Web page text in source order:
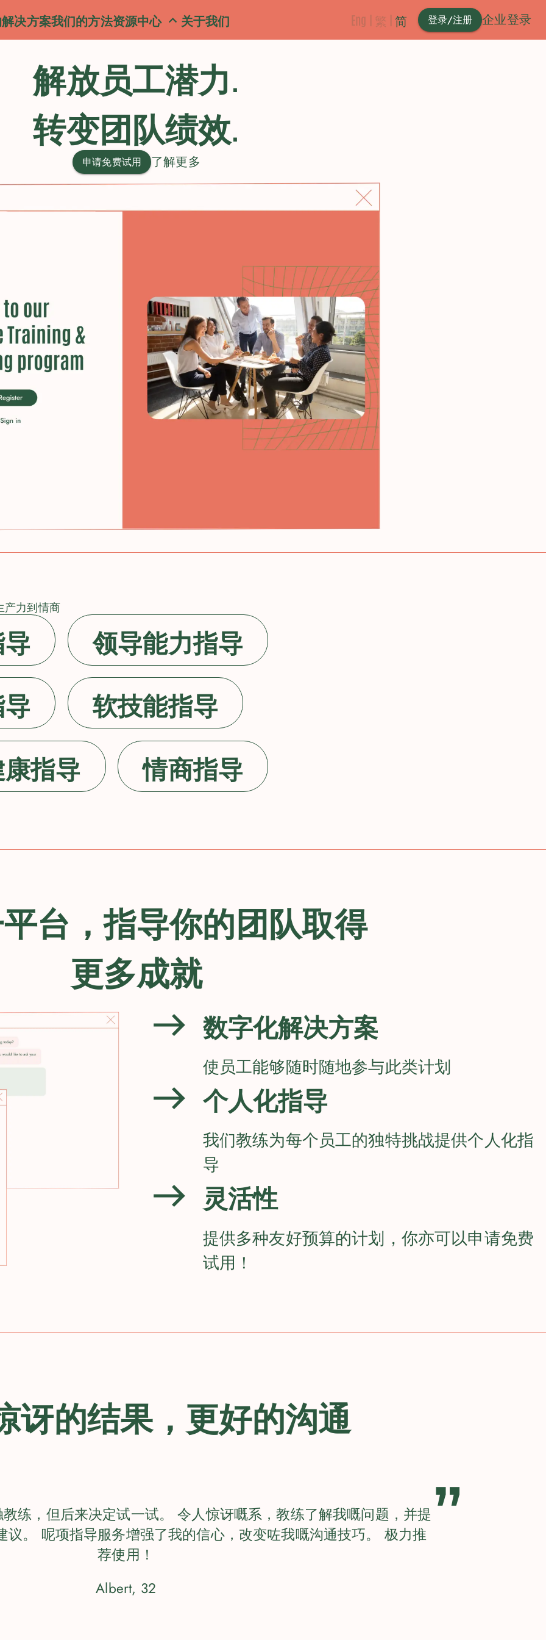
决方案我们的方法资源中心 关于我们 Eng | 繁 |简 登录/注册 企业登录
解放员工潜力.
转变团队绩效.
申请免费试用 了解更多
产力到情商
领导能力指导
软技能指导
指导
情商指导
台，指导你的团队取得
更多成就
数字化解决方案
使员工能够随时随地参与此类计划
个人化指导
我们教练为每个员工的独特挑战提供个人化指
导
灵活性
提供多种友好预算的计划，你亦可以申请免费
试用！
讶的结果，更好的沟通
”
练，但后来决定试一试。 令人惊讶嘅系，教练了解我嘅问题，并提
议。 呢项指导服务增强了我的信心，改变咗我嘅沟通技巧。 极力推
荐使用！
Albert, 32